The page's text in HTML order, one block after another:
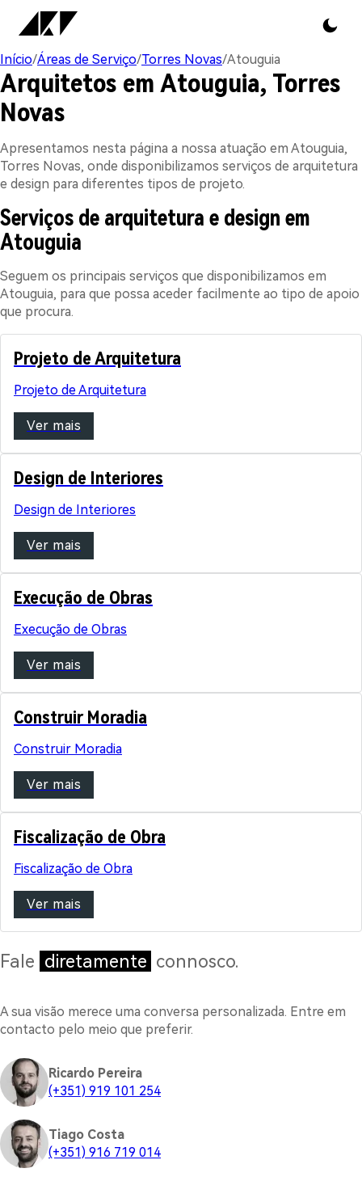
Início/Áreas de Serviço/Torres Novas/Atouguia
Arquitetos em Atouguia, Torres
Novas
Apresentamos nesta página a nossa atuação em Atouguia,
Torres Novas, onde disponibilizamos serviços de arquitetura
e design para diferentes tipos de projeto.
Serviços de arquitetura e design em
Atouguia
Seguem os principais serviços que disponibilizamos em
Atouguia, para que possa aceder facilmente ao tipo de apoio
que procura.
Projeto de Arquitetura
Projeto de Arquitetura
Ver mais
Design de Interiores
Design de Interiores
Ver mais
Execução de Obras
Execução de Obras
Ver mais
Construir Moradia
Construir Moradia
Ver mais
Fiscalização de Obra
Fiscalização de Obra
Ver mais
Fale diretamente connosco.
A sua visão merece uma conversa personalizada. Entre em
contacto pelo meio que preferir.
Ricardo Pereira
(+351) 919 101 254
Tiago Costa
(+351) 916 719 014